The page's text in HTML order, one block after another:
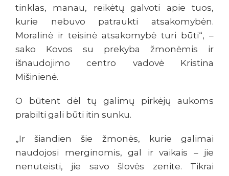
tinklas, manau, reikėtų galvoti apie tuos,
kurie nebuvo patraukti atsakomybėn.
Moralinė ir teisinė atsakomybė turi būti“, –
sako Kovos su prekyba žmonėmis ir
išnaudojimo centro vadovė Kristina
Mišinienė.
O būtent dėl tų galimų pirkėjų aukoms
prabilti gali būti itin sunku.
„Ir šiandien šie žmonės, kurie galimai
naudojosi merginomis, gal ir vaikais – jie
nenuteisti, jie savo šlovės zenite. Tikrai